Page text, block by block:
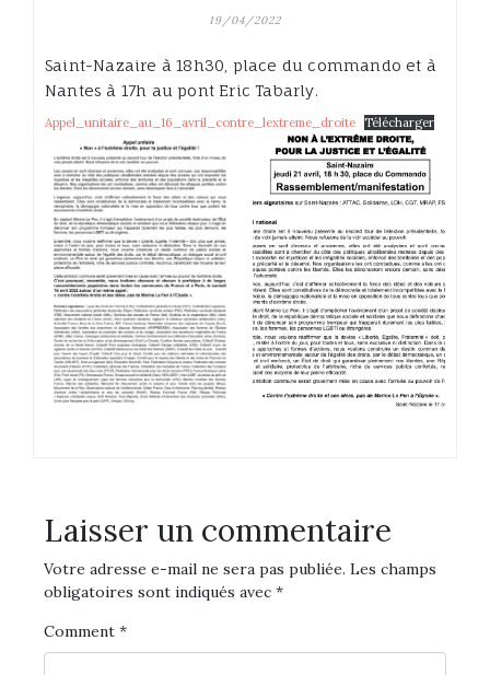
19/04/2022
Saint-Nazaire à 18h30, place du commando et à
Nantes à 17h au pont Eric Tabarly.
Appel_unitaire_au_16_avril_contre_lextreme_droite Télécharger
Laisser un commentaire
Votre adresse e-mail ne sera pas publiée. Les champs
obligatoires sont indiqués avec *
Comment *